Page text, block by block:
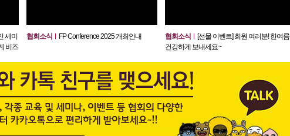
세미
비즈
협회소식 FP Conference 2025 개최안내 협회소식
[선물 이벤트] 회원 여러분! 한여름
건강하게 보내세요~